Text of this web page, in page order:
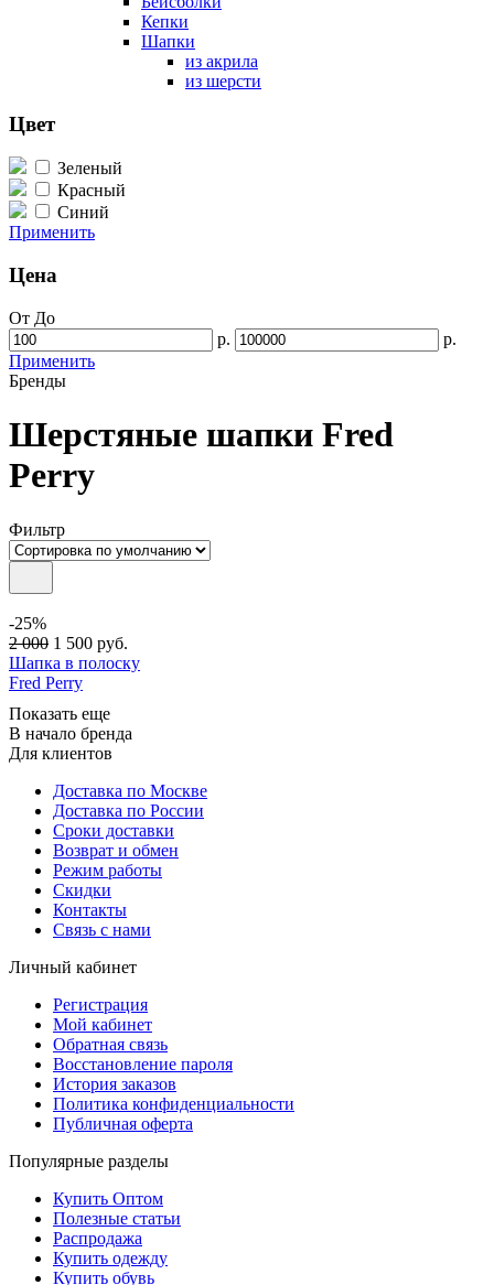
Кепки
Шапки
из акрила
из шерсти
Цвет
Зеленый
Красный
Синий
Применить
Цена
От До
р.
р.
Применить
Бренды
Шерстяные шапки Fred
Perry
Фильтр
-25%
2 000 1 500 руб.
Шапка в полоску
Fred Perry
Показать еще
В начало бренда
Для клиентов
Доставка по Москве
Доставка по России
Сроки доставки
Возврат и обмен
Режим работы
Скидки
Контакты
Связь с нами
Личный кабинет
Регистрация
Мой кабинет
Обратная связь
Восстановление пароля
История заказов
Политика конфиденциальности
Публичная оферта
Популярные разделы
Купить Оптом
Полезные статьи
Распродажа
Купить одежду
Купить обувь